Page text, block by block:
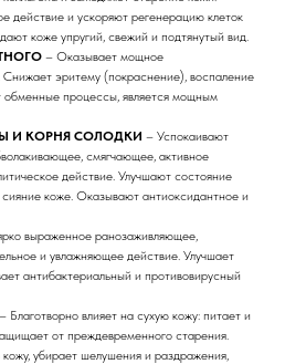
действие и ускоряют регенерацию клеток
коже упругий, свежий и подтянутый вид.
– Оказывает мощное
Снижает эритему (покраснение), воспаление
процессы, является мощным
И КОРНЯ СОЛОДКИ – Успокаивают
смягчающее, активное
действие. Улучшают состояние
коже. Оказывают антиоксидантное и
выраженное ранозаживляющее,
и увлажняющее действие. Улучшает
антибактериальный и противовирусный
– Благотворно влияет на сухую кожу: питает и
от преждевременного старения.
убирает шелушения и раздражения,